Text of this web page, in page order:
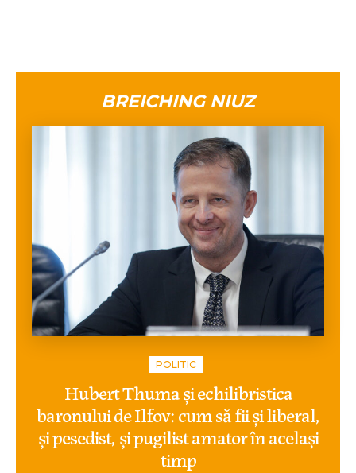
BREICHING NIUZ
POLITIC
Hubert Thuma și echilibristica
baronului de Ilfov: cum să fii și liberal,
și pesedist, și pugilist amator în același
timp